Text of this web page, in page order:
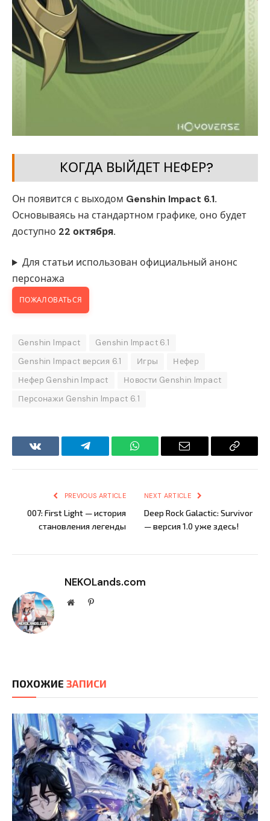
КОГДА ВЫЙДЕТ НЕФЕР?
Он появится с выходом Genshin Impact 6.1.
Основываясь на стандартном графике, оно будет
доступно 22 октября.
Для статьи использован официальный анонс
персонажа
ПОЖАЛОВАТЬСЯ
Genshin Impact
Genshin Impact 6.1
Genshin Impact версия 6.1
Игры
Нефер
Нефер Genshin Impact
Новости Genshin Impact
Персонажи Genshin Impact 6.1
VKontakteTelegram WhatsApp Email
Copy
PREVIOUS ARTICLE
007: First Light — история
становления легенды
NEXT ARTICLE
Deep Rock Galactic: Survivor
— версия 1.0 уже здесь!
NEKOLands.com
WebsitePinterest
ПОХОЖИЕ ЗАПИСИ